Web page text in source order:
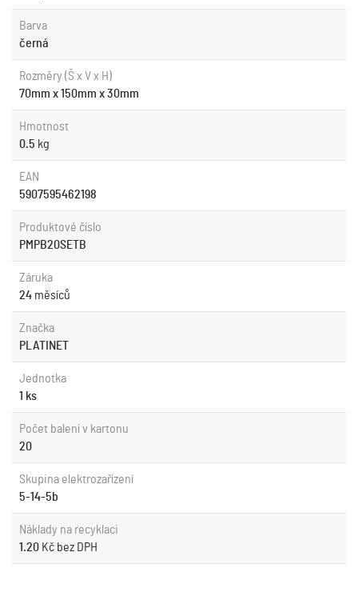
Barva
černá
Rozměry (Š x V x H)
70mm x 150mm x 30mm
Hmotnost
0.5 kg
EAN
5907595462198
Produktové číslo
PMPB20SETB
Záruka
24 měsíců
Značka
PLATINET
Jednotka
1 ks
Počet balení v kartonu
20
Skupina elektrozařízení
5-14-5b
Náklady na recyklaci
1.20 Kč bez DPH